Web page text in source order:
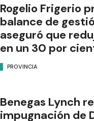
Rogelio Frigerio
balance de
aseguró que
en un 30 por
PROVINCIA
Benegas Lynch
impugnación de